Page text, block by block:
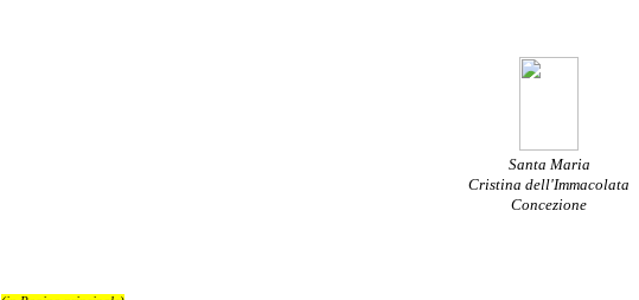
Santa Maria
Cristina dell'Immacolata
Concezione